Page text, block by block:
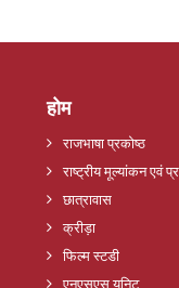
होम
राजभाषा प्रकोष्ठ
राष्ट्रीय मूल्यांकन एवं
छात्रावास
क्रीड़ा
फिल्म स्टडी
एनएसएस यूनिट